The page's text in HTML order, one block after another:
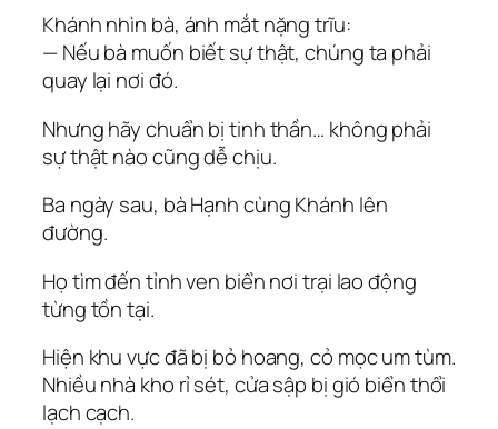
Khánh nhìn bà, ánh mắt nặng trĩu:
— Nếu bà muốn biết sự thật, chúng ta phải
quay lại nơi đó.
Nhưng hãy chuẩn bị tinh thần… không phải
sự thật nào cũng dễ chịu.
Ba ngày sau, bà Hạnh cùng Khánh lên
đường.
Họ tìm đến tỉnh ven biển nơi trại lao động
từng tồn tại.
Hiện khu vực đã bị bỏ hoang, cỏ mọc um tùm.
Nhiều nhà kho rỉ sét, cửa sập bị gió biển thổi
lạch cạch.